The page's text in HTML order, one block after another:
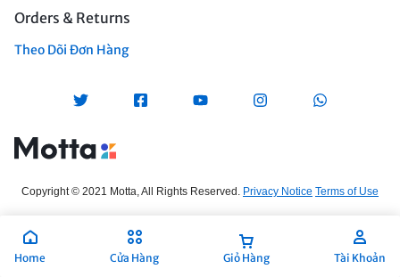
Orders & Returns
Theo Dõi Đơn Hàng
Copyright © 2021 Motta, All Rights Reserved. Privacy Notice Terms of Use
Home Cửa Hàng Giỏ Hàng Tài Khoản